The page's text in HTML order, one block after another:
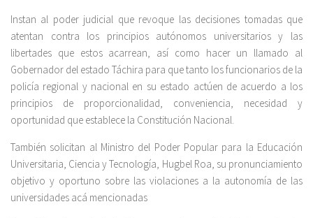
Instan al poder judicial que revoque las decisiones tomadas que
atentan contra los principios autónomos universitarios y las
libertades que estos acarrean, así como hacer un llamado al
Gobernador del estado Táchira para que tanto los funcionarios de la
policía regional y nacional en su estado actúen de acuerdo a los
principios de proporcionalidad, conveniencia, necesidad y
oportunidad que establece la Constitución Nacional.
También solicitan al Ministro del Poder Popular para la Educación
Universitaria, Ciencia y Tecnología, Hugbel Roa, su pronunciamiento
objetivo y oportuno sobre las violaciones a la autonomía de las
universidades acá mencionadas